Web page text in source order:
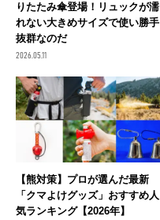
りたたみ傘登場！リュックが濡
れない大きめサイズで使い勝手
抜群なのだ
2026.05.11
【熊対策】プロが選んだ最新
「クマよけグッズ」おすすめ人
気ランキング【2026年】